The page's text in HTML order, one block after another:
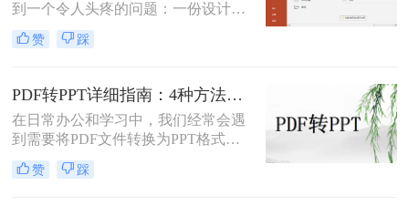
到一个令人头疼的问题：一份设计精
美、内容详实的PDF文档，需要被转
换为可编辑、可演示的
修改内容、调整逻辑，或是直接用于
会议汇报。然而，由于PDF格式本身
是为了稳定显示而非编辑而设计的，
这项转换工作常常伴随着格式错乱、
排版混乱、图片丢失等“车祸现场”。
赞 踩
PDF转PPT详细指南：4种方法的参数配置和输出效果调优！
在日常办公和学习中，我们经常会遇
到需要将PDF文件转换为PPT格式的
情况。无论是为了便于演示还是进一
步编辑，掌握有效的转换方法都是必
赞 踩